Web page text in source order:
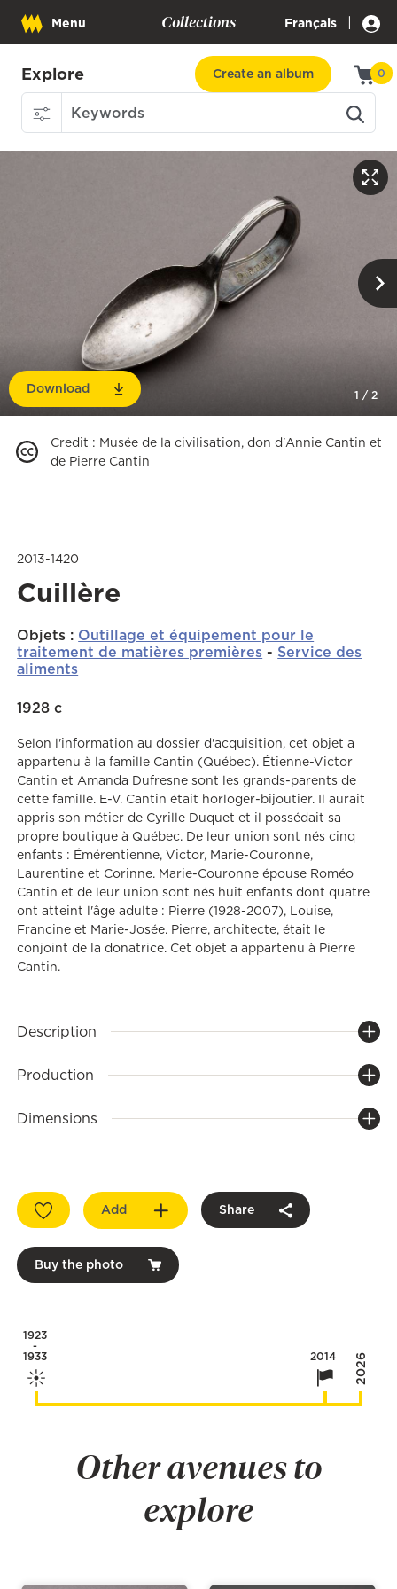
Menu Collections Français |
Explore Create an album 0
Download 1 /2
Credit : Musée de la civilisation, don d'Annie Cantin et
de Pierre Cantin
2013-1420
Cuillère
Objets : Outillage et équipement pour le
traitement de matières premières - Service des
aliments
1928 c
Selon l'information au dossier d'acquisition, cet objet a
appartenu à la famille Cantin (Québec). Étienne-Victor
Cantin et Amanda Dufresne sont les grands-parents de
cette famille. E-V. Cantin était horloger-bijoutier. Il aurait
appris son métier de Cyrille Duquet et il possédait sa
propre boutique à Québec. De leur union sont nés cinq
enfants : Émérentienne, Victor, Marie-Couronne,
Laurentine et Corinne. Marie-Couronne épouse Roméo
Cantin et de leur union sont nés huit enfants dont quatre
ont atteint l'âge adulte : Pierre (1928-2007), Louise,
Francine et Marie-Josée. Pierre, architecte, était le
conjoint de la donatrice. Cet objet a appartenu à Pierre
Cantin.
Description
Production
Dimensions
Add Share
Buy the photo
1923
-
1933 2014 2026
Other avenues to
explore